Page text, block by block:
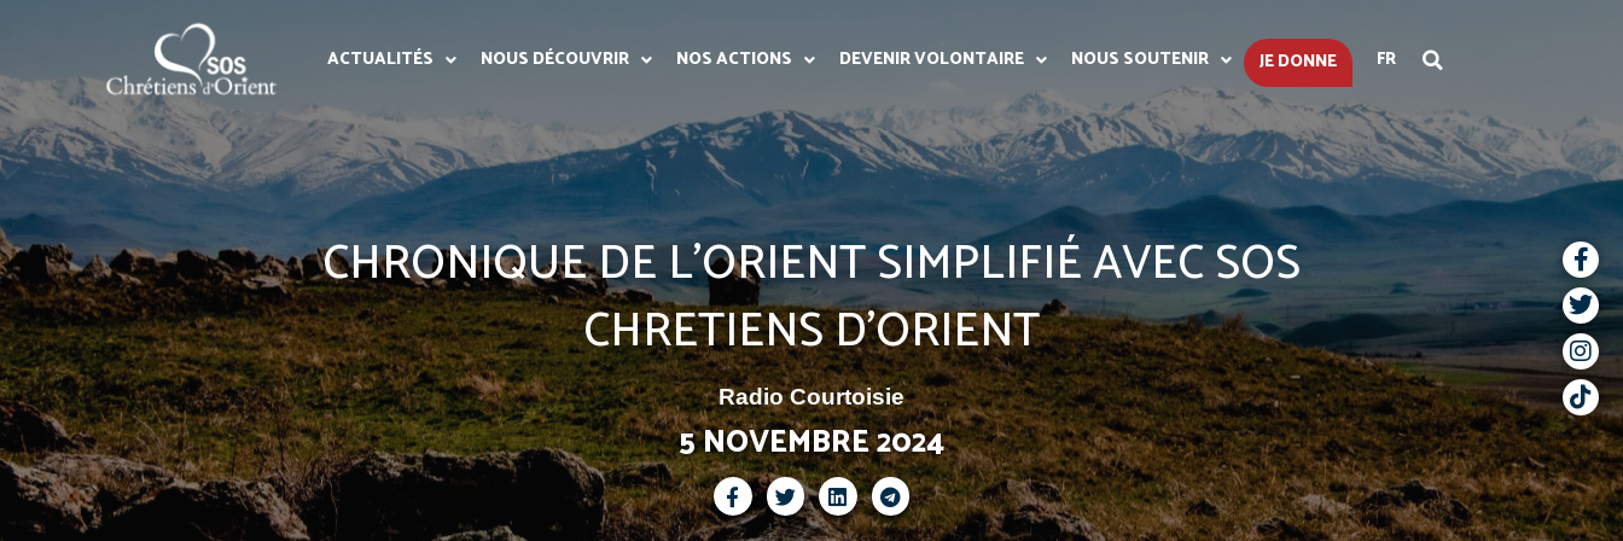
ACTUALITÉS NOUS DÉCOUVRIR NOS ACTIONS DEVENIR VOLONTAIRE NOUS SOUTENIR JE DONNE FR
CHRONIQUE DE L'ORIENT SIMPLIFIÉ AVEC SOS
CHRETIENS D'ORIENT
Radio Courtoisie
5 NOVEMBRE 2024